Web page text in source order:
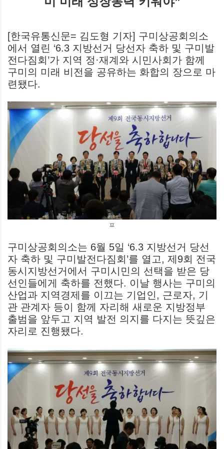
[한국유통신문= 김도형 기자] 구미상공회의소
에서 열린 ‘6.3 지방선거 당선자 축하 및 구미발
전다짐회’가 지역 정·재계와 시민사회가 함께
구미의 미래 비전을 공유하는 화합의 장으로 마
련됐다.
ㅍ
구미상공회의소는 6월 5일 ‘6.3 지방선거 당선
자 축하 및 구미발전다짐회’를 열고, 제9회 전국
동시지방선거에서 구미시민의 선택을 받은 당
선인들에게 축하를 전했다. 이날 행사는 구미의
산업과 지역경제를 이끄는 기업인, 근로자, 기
관 관계자 등이 함께 자리해 새로운 지방정부
출범을 앞두고 지역 발전 의지를 다지는 뜻깊은
자리로 진행됐다.